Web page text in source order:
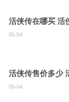
活侠传在哪买 活
06-04
活侠传售价多少
06-04